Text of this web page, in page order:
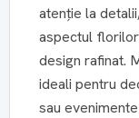
atenție la
aspectul
design rafinat.
ideali pentru
sau